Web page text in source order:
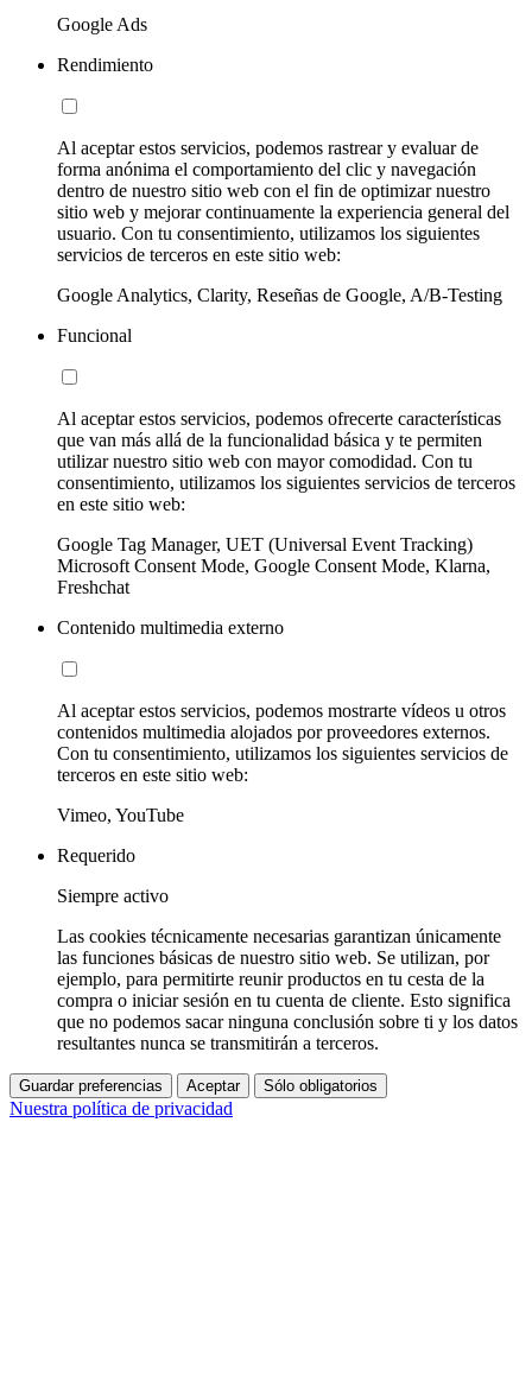
Google Ads
Rendimiento
Al aceptar estos servicios, podemos rastrear y evaluar de
forma anónima el comportamiento del clic y navegación
dentro de nuestro sitio web con el fin de optimizar nuestro
sitio web y mejorar continuamente la experiencia general del
usuario. Con tu consentimiento, utilizamos los siguientes
servicios de terceros en este sitio web:
Google Analytics, Clarity, Reseñas de Google, A/B-Testing
Funcional
Al aceptar estos servicios, podemos ofrecerte características
que van más allá de la funcionalidad básica y te permiten
utilizar nuestro sitio web con mayor comodidad. Con tu
consentimiento, utilizamos los siguientes servicios de terceros
en este sitio web:
Google Tag Manager, UET (Universal Event Tracking)
Microsoft Consent Mode, Google Consent Mode, Klarna,
Freshchat
Contenido multimedia externo
Al aceptar estos servicios, podemos mostrarte vídeos u otros
contenidos multimedia alojados por proveedores externos.
Con tu consentimiento, utilizamos los siguientes servicios de
terceros en este sitio web:
Vimeo, YouTube
Requerido
Siempre activo
Las cookies técnicamente necesarias garantizan únicamente
las funciones básicas de nuestro sitio web. Se utilizan, por
ejemplo, para permitirte reunir productos en tu cesta de la
compra o iniciar sesión en tu cuenta de cliente. Esto significa
que no podemos sacar ninguna conclusión sobre ti y los datos
resultantes nunca se transmitirán a terceros.
Guardar preferencias Aceptar Sólo obligatorios
Nuestra política de privacidad